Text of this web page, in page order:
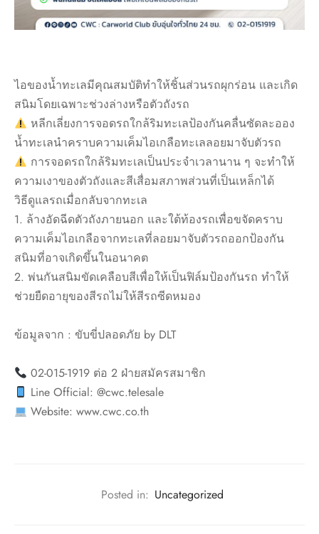
ไอของน้ำทะเลมีคุณสมบัติทำให้ชิ้นส่วนรถผุกร่อน และเกิด
สนิมโดยเฉพาะช่วงล่างหรือตัวถังรถ
หลีกเลี่ยงการจอดรถใกล้ริมทะเลป้องกันคลื่นซัดละออง
น้ำทะเลนำคราบความเค็มไอเกลือทะเลลอยมาจับตัวรถ
การจอดรถใกล้ริมทะเลเป็นประจำเวลานาน ๆ จะทำให้
ความเงาของตัวถังและสีเสื่อมสภาพส่วนที่เป็นเหล็กได้
วิธีดูแลรถเมื่อกลับจากทะเล
1. ล้างอัดฉีดตัวถังภายนอก และใต้ท้องรถเพื่อขจัดคราบ
ความเค็มไอเกลือจากทะเลที่ลอยมาจับตัวรถออกป้องกัน
สนิมที่อาจเกิดขึ้นในอนาคต
2. พ่นกันสนิมขัดเคลือบสีเพื่อให้เป็นฟิล์มป้องกันรถ ทำให้
ช่วยยืดอายุของสีรถไม่ให้สีรถซีดหมอง
ข้อมูลจาก : ขับขี่ปลอดภัย by DLT
02-015-1919 ต่อ 2 ฝ่ายสมัครสมาชิก
Line Official: @cwc.telesale
Website: www.cwc.co.th
Posted in: Uncategorized